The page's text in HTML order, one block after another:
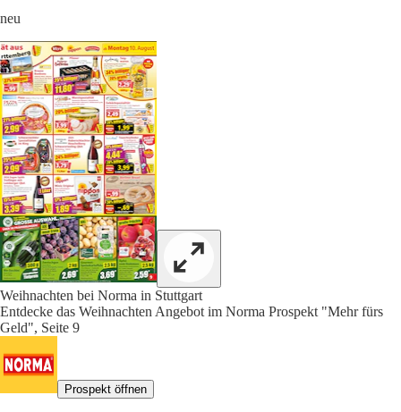
neu
Weihnachten bei Norma in Stuttgart
Entdecke das Weihnachten Angebot im Norma Prospekt "Mehr fürs
Geld", Seite 9
Prospekt öffnen